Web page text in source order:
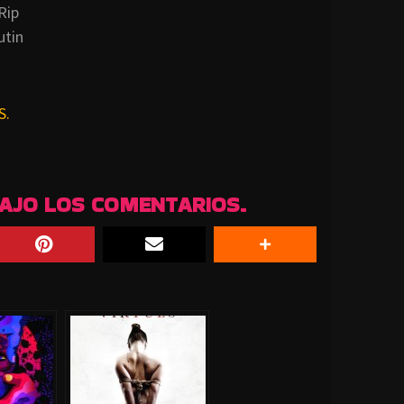
LOS COMENTARIOS.